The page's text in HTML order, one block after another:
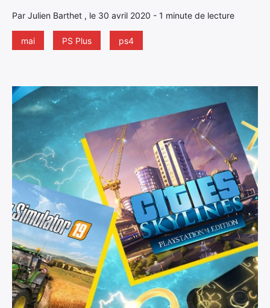
Par Julien Barthet , le 30 avril 2020 - 1 minute de lecture
mai PS Plus ps4